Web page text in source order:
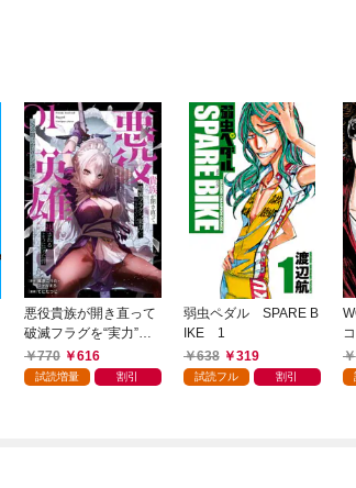
悪役貴族が開き直って
破滅フラグを“実力”で
叩き折っていたら、い
つの間にかヒロイン達
770 616
試読増量 割引
弱虫ペダル SPARE B
IKE 1
638
319
試読フル 割引